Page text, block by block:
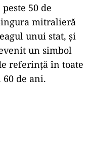
50 de
mitralieră
unui stat, şi
un simbol
referinţă în toate
de ani.